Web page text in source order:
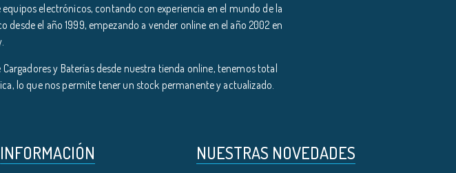
electrónicos, contando con experiencia en el mundo de la
el año 1999, empezando a vender online en el año 2002 en
y Baterías desde nuestra tienda online, tenemos total
lo que nos permite tener un stock permanente y actualizado.
INFORMACIÓN NUESTRAS NOVEDADES